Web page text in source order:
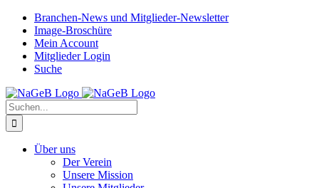
Zum
Inhalt
springen
Branchen-News und Mitglieder-Newsletter
Image-Broschüre
Mein Account
Mitglieder Login
Suche
Suche
nach:
Über uns
Der Verein
Unsere Mission